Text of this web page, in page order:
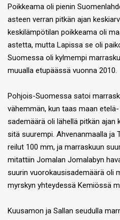
Poikkeama oli pienin
asteen verran pitkän ajan
keskilämpötilan poikkeama oli
astetta, mutta Lapissa se oli
Suomessa oli kylmempi
muualla etupäässä vuonna 2010.
Pohjois-Suomessa satoi
vähemmän, kun taas maan
sademäärä oli lähellä pitkän ajan
sitä suurempi. Ahvenanmaalla
reilut 100 mm, ja marraskuun
mitattiin Jomalan Jomalabyn
suurin vuorokausisademäärä oli
myrskyn yhteydessä Kemiössä
Kuusamon ja Sallan seudulla